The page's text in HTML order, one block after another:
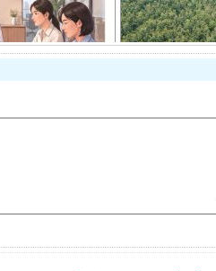
幌子